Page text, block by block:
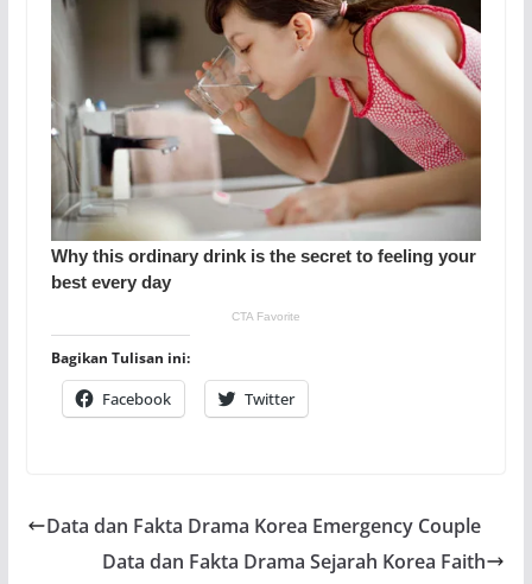
Bagikan Tulisan ini:
Facebook Twitter
Data dan Fakta Drama Korea Emergency Couple
Data dan Fakta Drama Sejarah Korea Faith